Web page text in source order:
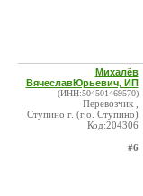
Михалёв
ВячеславЮрьевич, ИП
(ИНН:504501469570)
Перевозчик ,
Ступино г. (г.о. Ступино)
Код:204306
#6